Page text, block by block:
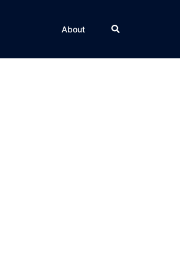
About Rechercher